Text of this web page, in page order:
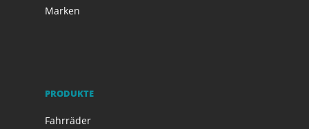
Marken
PRODUKTE
Fahrräder